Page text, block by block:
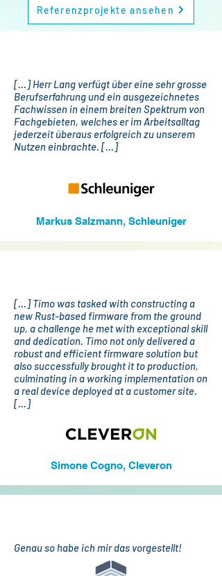
Referenzprojekte ansehen
[...] Herr Lang verfügt über eine sehr grosse
Berufserfahrung und ein ausgezeichnetes
Fachwissen in einem breiten Spektrum von
Fachgebieten, welches er im Arbeitsalltag
jederzeit überaus erfolgreich zu unserem
Nutzen einbrachte. [...]
Markus Salzmann, Schleuniger
[...] Timo was tasked with constructing a
new Rust-based firmware from the ground
up, a challenge he met with exceptional skill
and dedication. Timo not only delivered a
robust and efficient firmware solution but
also successfully brought it to production,
culminating in a working implementation on
a real device deployed at a customer site.
[...]
Simone Cogno, Cleveron
Genau so habe ich mir das vorgestellt!